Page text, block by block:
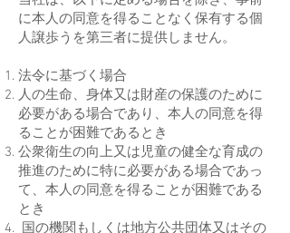
に本人の同意を得ることなく保有する個
人譲歩うを第三者に提供しません。
法令に基づく場合
人の生命、身体又は財産の保護のために
必要がある場合であり、本人の同意を得
ることが困難であるとき
公衆衛生の向上又は児童の健全な育成の
推進のために特に必要がある場合であっ
て、本人の同意を得ることが困難である
とき
国の機関もしくは地方公共団体又はその